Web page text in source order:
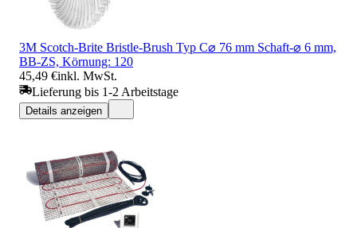
3M Scotch-Brite Bristle-Brush Typ C⌀ 76 mm Schaft-⌀ 6 mm,
BB-ZS, Körnung: 120
45,49 €inkl. MwSt.
Lieferung bis 1-2 Arbeitstage
Details anzeigen